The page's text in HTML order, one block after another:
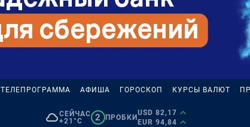
ТЕЛЕПРОГРАММА АФИША ГОРОСКОП КУРСЫ ВАЛЮТ
СЕЙЧАС
+21°C
2 ПРОБКИ
USD 82,17
EUR 94,84